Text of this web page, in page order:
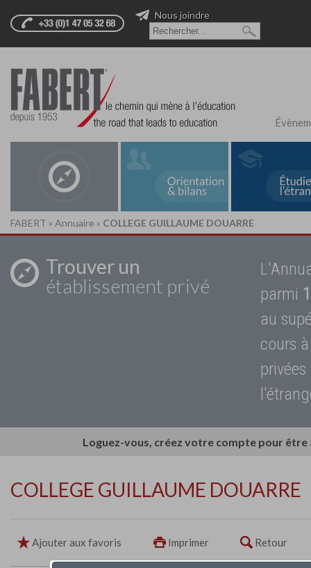
Nous joindre
FABERT » Annuaire » COLLEGE GUILLAUME DOUARRE
Trouver un
établissement privé
parmi
au
cours
Loguez-vous, créez votre compte pour
COLLEGE GUILLAUME DOUARRE
Ajouter aux favoris Imprimer Retour